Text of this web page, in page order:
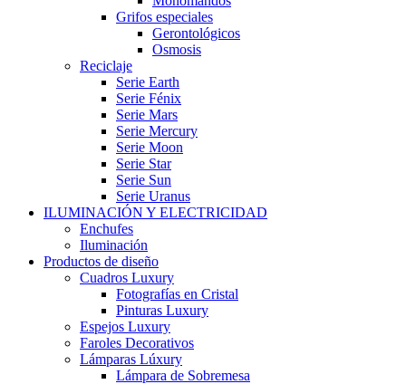
Grifos especiales
Gerontológicos
Osmosis
Reciclaje
Serie Earth
Serie Fénix
Serie Mars
Serie Mercury
Serie Moon
Serie Star
Serie Sun
Serie Uranus
ILUMINACIÓN Y ELECTRICIDAD
Enchufes
Iluminación
Productos de diseño
Cuadros Luxury
Fotografías en Cristal
Pinturas Luxury
Espejos Luxury
Faroles Decorativos
Lámparas Lúxury
Lámpara de Sobremesa